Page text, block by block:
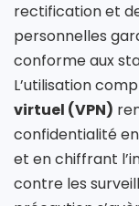
rectification et
personnelles
conforme aux
L’utilisation
virtuel (VPN)
confidentialité
et en chiffrant
contre les